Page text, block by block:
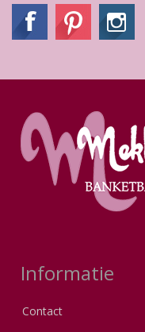
Informatie
Contact